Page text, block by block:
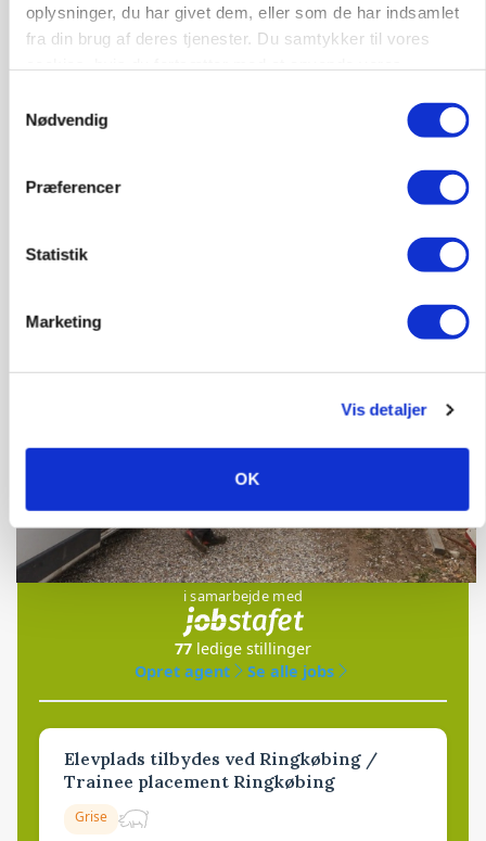
oplysninger, du har givet dem, eller som de har indsamlet
fra din brug af deres tjenester. Du samtykker til vores
Nødvendig
Præferencer
Statistik
Marketing
Vis detaljer
OK
Forserie til selvkørende skårlægger afprøves i år
Loading...
Jobs
i samarbejde med
77 ledige stillinger
Opret agent
Se alle jobs
Elevplads tilbydes ved Ringkøbing /
Trainee placement Ringkøbing
Grise